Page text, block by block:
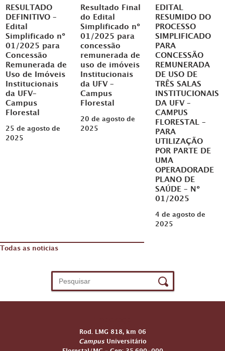
RESULTADO
DEFINITIVO –
Edital
Simplificado nº
01/2025 para
Concessão
Remunerada de
Uso de Imóveis
Institucionais
da UFV–
Campus
Florestal
25 de agosto de
2025
Resultado Final
do Edital
Simplificado nº
01/2025 para
concessão
remunerada de
uso de imóveis
Institucionais
da UFV –
Campus
Florestal
20 de agosto de
2025
EDITAL
RESUMIDO DO
PROCESSO
SIMPLIFICADO
PARA
CONCESSÃO
REMUNERADA
DE USO DE
TRÊS SALAS
INSTITUCIONAIS
DA UFV –
CAMPUS
FLORESTAL –
PARA
UTILIZAÇÃO
POR PARTE DE
UMA
OPERADORADE
PLANO DE
SAÚDE – Nº
01/2025
4 de agosto de
2025
Todas as noticias
Rod. LMG 818, km 06
CampusUniversitário